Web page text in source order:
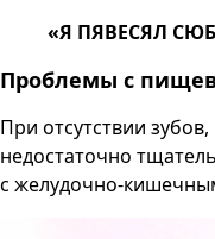
«Я ПЯВЕСЯЛ
Проблемы с
При отсутствии
недостаточно
с желудочно-